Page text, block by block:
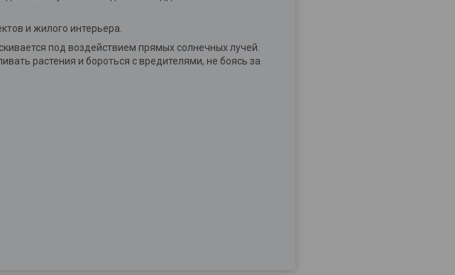
и жилого интерьера.
под воздействием прямых солнечных лучей.
растения и бороться с вредителями, не боясь за